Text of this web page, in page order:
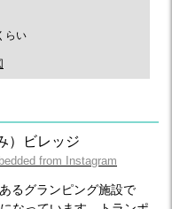
らい
from Instagram
るグランピング施設で